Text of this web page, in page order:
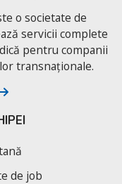
o societate de
servicii complete
pentru companii
transnaționale.
de job